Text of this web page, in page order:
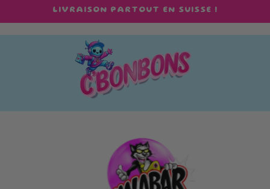
LIVRAISON PARTOUT EN SUISSE !